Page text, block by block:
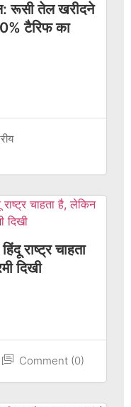
रूसी तेल खरीदने
टैरिफ का
राष्ट्र चाहता
दिखी
Comment (0)